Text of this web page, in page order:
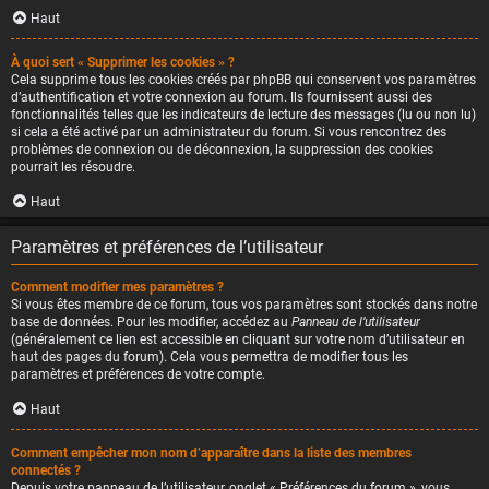
Haut
À quoi sert « Supprimer les cookies » ?
Cela supprime tous les cookies créés par phpBB qui conservent vos paramètres
d’authentification et votre connexion au forum. Ils fournissent aussi des
fonctionnalités telles que les indicateurs de lecture des messages (lu ou non lu)
si cela a été activé par un administrateur du forum. Si vous rencontrez des
problèmes de connexion ou de déconnexion, la suppression des cookies
pourrait les résoudre.
Haut
Paramètres et préférences de l’utilisateur
Comment modifier mes paramètres ?
Si vous êtes membre de ce forum, tous vos paramètres sont stockés dans notre
base de données. Pour les modifier, accédez au Panneau de l’utilisateur
(généralement ce lien est accessible en cliquant sur votre nom d’utilisateur en
haut des pages du forum). Cela vous permettra de modifier tous les
paramètres et préférences de votre compte.
Haut
Comment empêcher mon nom d’apparaître dans la liste des membres
connectés ?